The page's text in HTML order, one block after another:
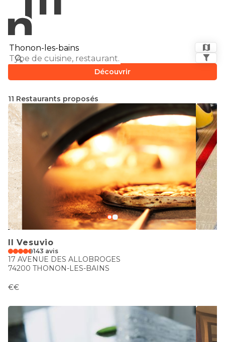
Découvrir
11 Restaurants proposés
Il Vesuvio
143 avis
17 AVENUE DES ALLOBROGES
74200 THONON-LES-BAINS
€€